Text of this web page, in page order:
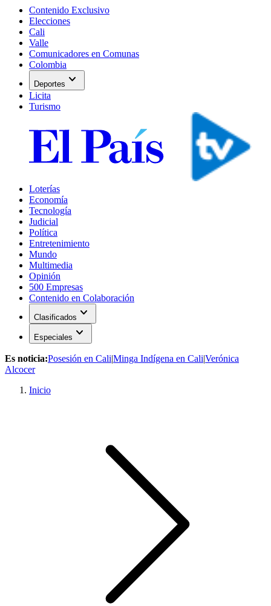
Contenido Exclusivo
Elecciones
Cali
Valle
Comunicadores en Comunas
Colombia
Deportes expand_more
Licita
Turismo
Loterías
Economía
Tecnología
Judicial
Política
Entretenimiento
Mundo
Multimedia
Opinión
500 Empresas
Contenido en Colaboración
Clasificados expand_more
Especiales expand_more
Es noticia:Posesión en Cali|Minga Indígena en Cali|Verónica
Alcocer
Inicio